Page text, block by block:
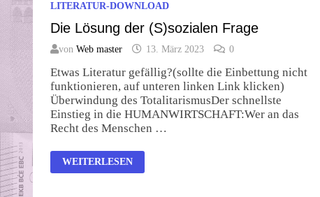
LITERATUR-DOWNLOAD
Die Lösung der (S)sozialen Frage
von Web master 13. März 2023 0
Etwas Literatur gefällig?(sollte die Einbettung nicht
funktionieren, auf unteren linken Link klicken)
Überwindung des TotalitarismusDer schnellste
Einstieg in die HUMANWIRTSCHAFT:Wer an das
Recht des Menschen …
DIE
LÖSUNG
WEITERLESEN